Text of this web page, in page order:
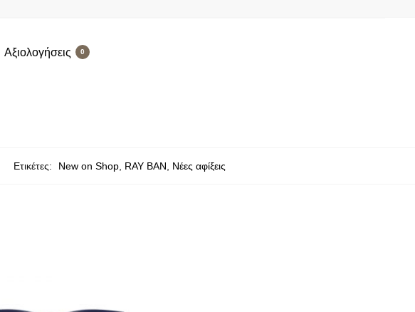
Αξιολογήσεις 0
Ετικέτες: New on Shop RAY BAN Νέες αφίξεις